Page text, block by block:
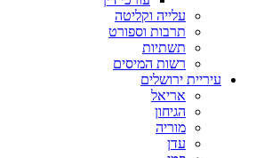
עלייה וקליטה
תרבות וספורט
תשתיות
רשות המיסים
עיריית ירושלים
אריאל
הגיחון
מוריה
עדן